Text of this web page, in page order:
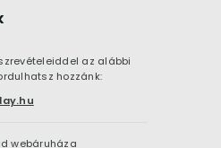
az alábbi
hozzánk:
webáruháza